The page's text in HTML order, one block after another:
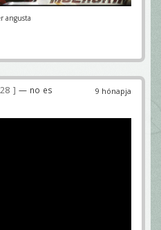
angusta
9 hónapja
— no es